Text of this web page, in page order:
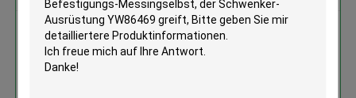
Bild-hängender Kabelnetz-
Platten-Befestigungs-